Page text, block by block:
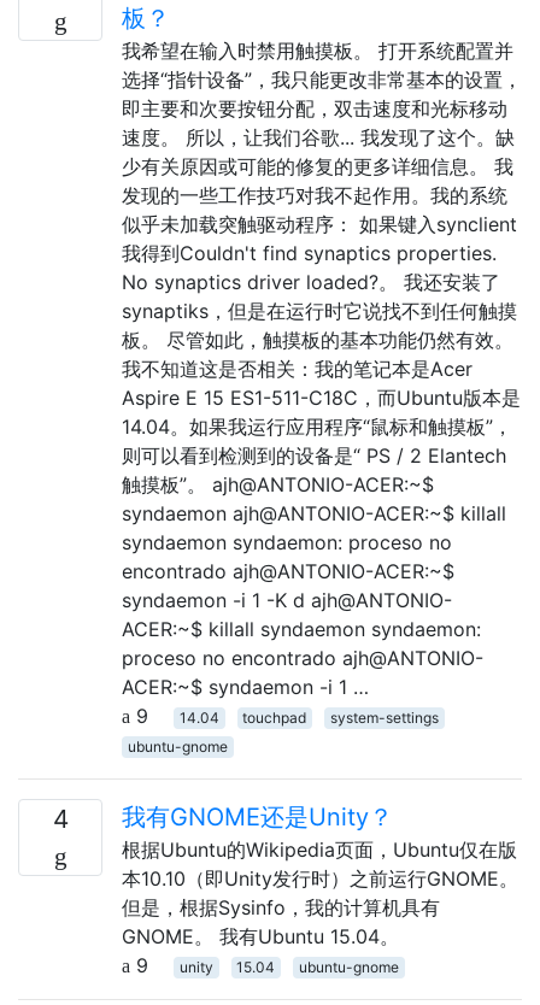
板？
我希望在输入时禁用触摸板。 打开系统配置并
选择“指针设备”，我只能更改非常基本的设置，
即主要和次要按钮分配，双击速度和光标移动
速度。 所以，让我们谷歌... 我发现了这个。缺
少有关原因或可能的修复的更多详细信息。 我
发现的一些工作技巧对我不起作用。我的系统
似乎未加载突触驱动程序： 如果键入synclient
我得到Couldn't find synaptics properties.
No synaptics driver loaded?。 我还安装了
synaptiks，但是在运行时它说找不到任何触摸
板。 尽管如此，触摸板的基本功能仍然有效。
我不知道这是否相关：我的笔记本是Acer
Aspire E 15 ES1-511-C18C，而Ubuntu版本是
14.04。如果我运行应用程序“鼠标和触摸板”，
则可以看到检测到的设备是“ PS / 2 Elantech
触摸板”。 ajh@ANTONIO-ACER:~$
syndaemon ajh@ANTONIO-ACER:~$ killall
syndaemon syndaemon: proceso no
encontrado ajh@ANTONIO-ACER:~$
syndaemon -i 1 -K d ajh@ANTONIO-
ACER:~$ killall syndaemon syndaemon:
proceso no encontrado ajh@ANTONIO-
ACER:~$ syndaemon -i 1 …
9
14.04 touchpad
system-settings
ubuntu-gnome
4 我有GNOME还是Unity？
根据Ubuntu的Wikipedia页面，Ubuntu仅在版
本10.10（即Unity发行时）之前运行GNOME。
但是，根据Sysinfo，我的计算机具有
GNOME。 我有Ubuntu 15.04。
9
unity 15.04 ubuntu-gnome